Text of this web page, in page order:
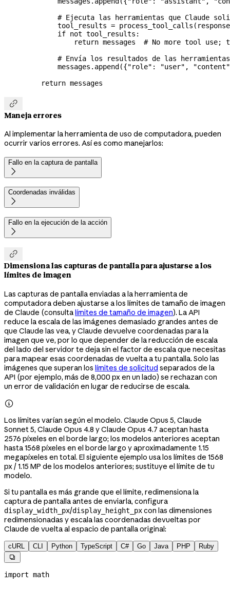
# Ejecuta las herramientas que Claude
        tool_results
=
        if
not tool_results:
            return
messages # No more tool use;
# Envía los resultados de las
        messages.append({
"role" : "user" ,
"content"
    return
messages

Maneja errores
Al implementar la herramienta de uso de computadora, pueden
ocurrir varios errores. Así es como manejarlos:
Fallo en la captura de pantalla

Coordenadas inválidas

Fallo en la ejecución de la acción


Dimensiona las capturas de pantalla para ajustarse a los
límites de imagen
Las capturas de pantalla enviadas a la herramienta de
computadora deben ajustarse a los límites de tamaño de imagen
de Claude (consultalímites de tamaño de imagen). La API
reduce la escala de las imágenes demasiado grandes antes de
que Claude las vea, y Claude devuelve coordenadas para la
imagen que ve, por lo que depender de la reducción de escala
del lado del servidor te deja sin el factor de escala que necesitas
para mapear esas coordenadas de vuelta a tu pantalla. Solo las
imágenes que superan los límites de solicitud separados de la
API (por ejemplo, más de 8,000 px en un lado) se rechazan con
un error de validación en lugar de reducirse de escala.

Los límites varían según el modelo. Claude Opus 5, Claude
Sonnet 5, Claude Opus 4.8 y Claude Opus 4.7 aceptan hasta
2576 píxeles en el borde largo; los modelos anteriores aceptan
hasta 1568 píxeles en el borde largo y aproximadamente 1.15
megapíxeles en total. El siguiente ejemplo usa los límites de 1568
px / 1.15 MP de los modelos anteriores; sustituye el límite de tu
modelo.
Si tu pantalla es más grande que el límite, redimensiona la
captura de pantalla antes de enviarla, configura
display_width_px/display_height_pxcon las dimensiones
redimensionadas y escala las coordenadas devueltas por
Claude de vuelta al espacio de pantalla original:
cURL CLI Python TypeScript C# Go Java PHP Ruby

import math